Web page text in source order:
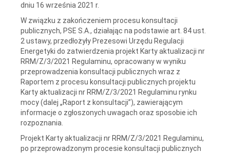
dniu 16 września 2021 r.
W związku z zakończeniem procesu konsultacji
publicznych, PSE S.A., działając na podstawie art. 84 ust.
2 ustawy, przedłożyły Prezesowi Urzędu Regulacji
Energetyki do zatwierdzenia projekt Karty aktualizacji nr
RRM/Z/3/2021 Regulaminu, opracowany w wyniku
przeprowadzenia konsultacji publicznych wraz z
Raportem z procesu konsultacji publicznych projektu
Karty aktualizacji nr RRM/Z/3/2021 Regulaminu rynku
mocy (dalej „Raport z konsultacji”), zawierającym
informacje o zgłoszonych uwagach oraz sposobie ich
rozpoznania.
Projekt Karty aktualizacji nr RRM/Z/3/2021 Regulaminu,
po przeprowadzonym procesie konsultacji publicznych